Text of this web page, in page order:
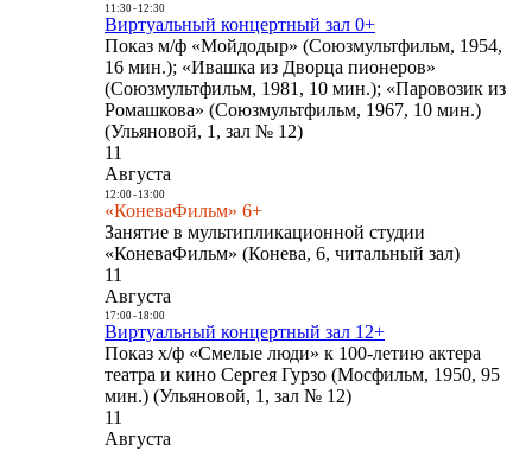
11:30- 12:30
Виртуальный концертный зал 0+
Показ м/ф «Мойдодыр» (Союзмультфильм, 1954,
16 мин.); «Ивашка из Дворца пионеров»
(Союзмультфильм, 1981, 10 мин.); «Паровозик из
Ромашкова» (Союзмультфильм, 1967, 10 мин.)
(Ульяновой, 1, зал № 12)
11
Августа
12:00- 13:00
«КоневаФильм» 6+
Занятие в мультипликационной студии
«КоневаФильм» (Конева, 6, читальный зал)
11
Августа
17:00- 18:00
Виртуальный концертный зал 12+
Показ х/ф «Смелые люди» к 100-летию актера
театра и кино Сергея Гурзо (Мосфильм, 1950, 95
мин.) (Ульяновой, 1, зал № 12)
11
Августа